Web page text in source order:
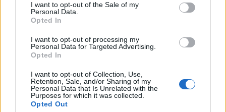
I want to opt-out of the Sale of my
Personal Data.
Opted In
I want to opt-out of processing my
Personal Data for Targeted Advertising.
Opted In
I want to opt-out of Collection, Use,
Retention, Sale, and/or Sharing of my
Personal Data that Is Unrelated with the
Purposes for which it was collected.
Opted Out
τις κάρτες τους Visa στο φυσικό
περιβάλλον και σε online εφαρμογές"
Η υπηρεσία Apple Pay μπορεί να χρησιμοποιηθεί σε
όσα σημεία πώλησης δέχονται ανέπαφες συναλλαγές
που δέχονται ανέπαφες συναλλαγές Visa σε όλη την
Ευρώπη με περισσότερα από 400.000 τερματικά σε
250.000 σημεία πώλησης στη Μεγάλη Βρετανία,